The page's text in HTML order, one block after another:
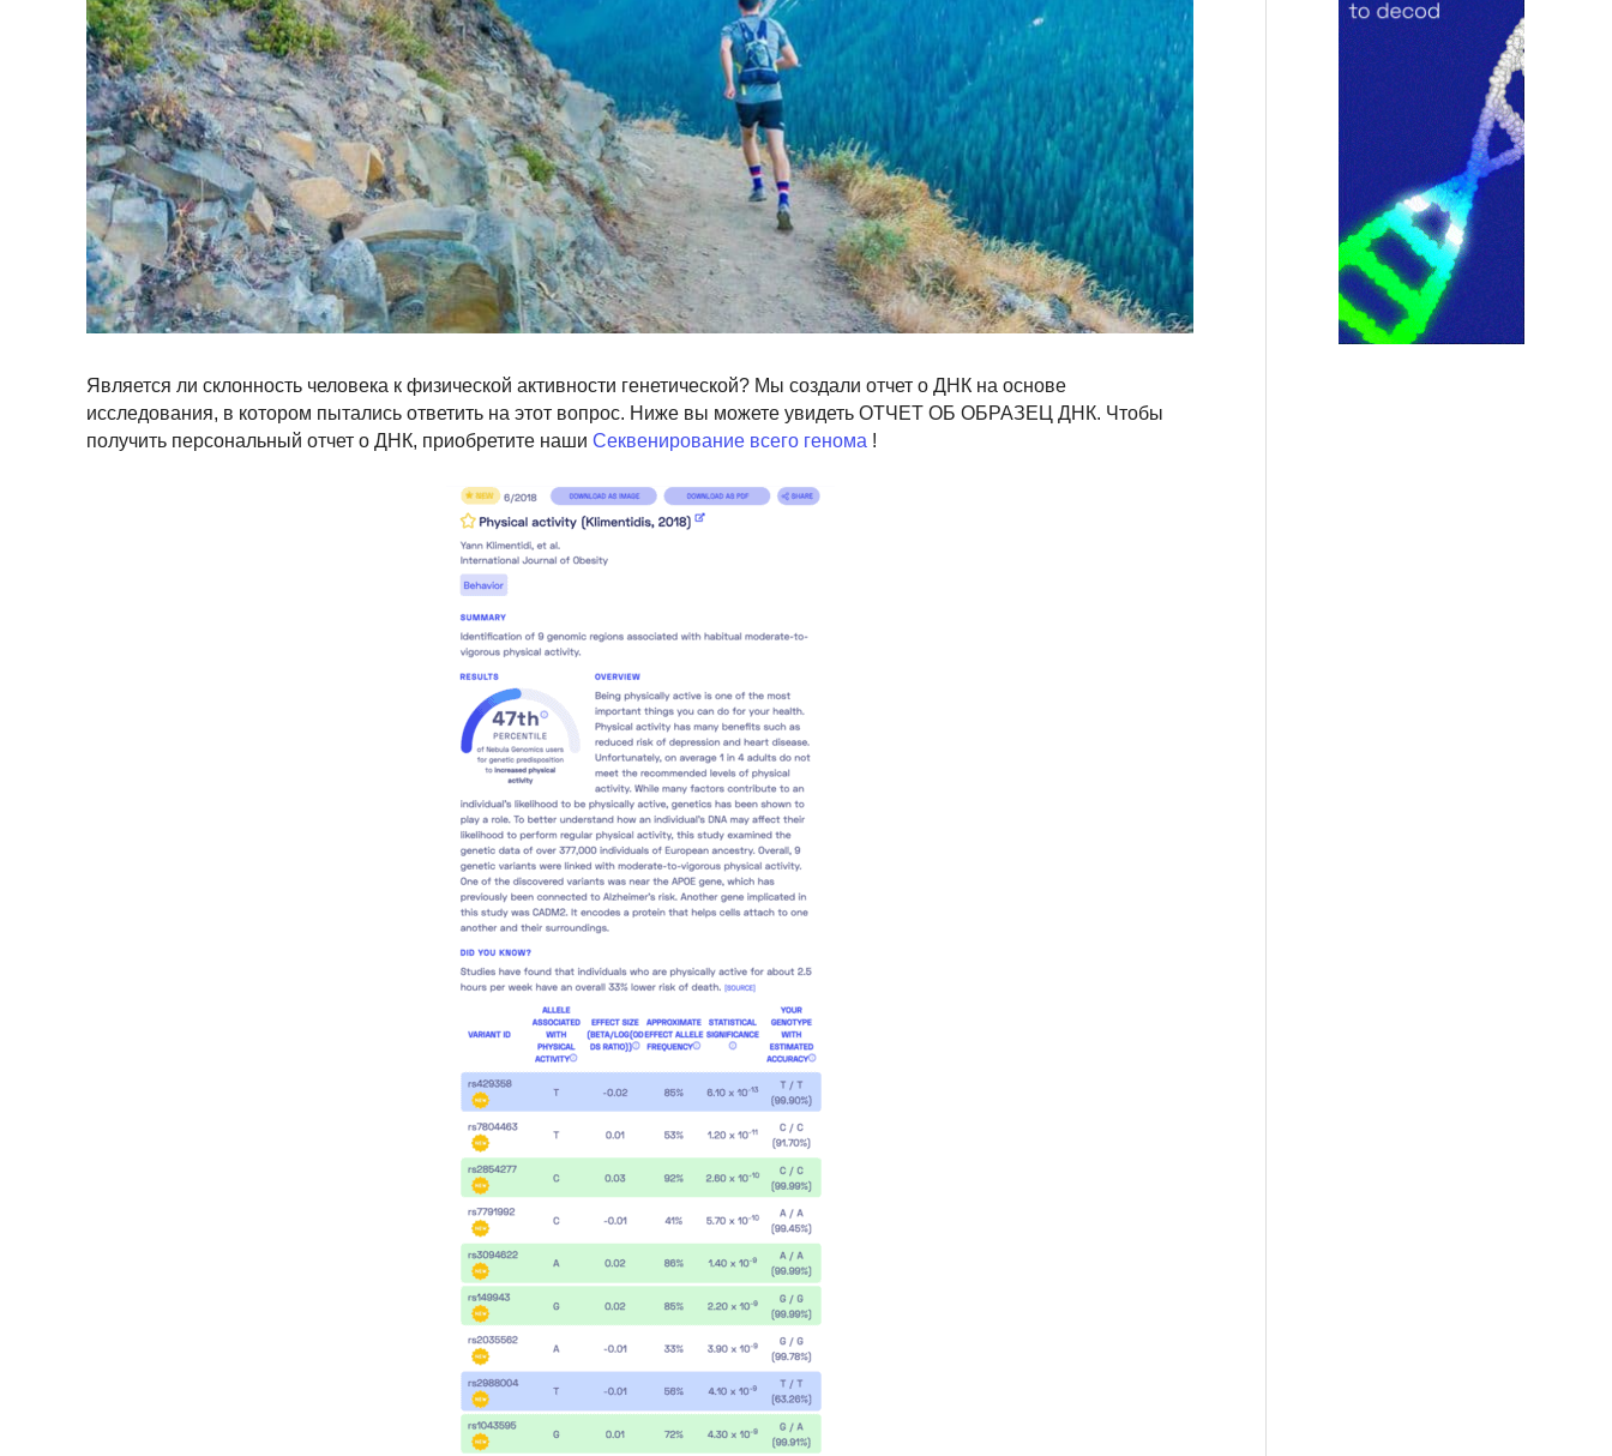
Является ли склонность человека к физической активности генетической? Мы создали отчет о ДНК на основе
исследования, в котором пытались ответить на этот вопрос. Ниже вы можете увидеть ОТЧЕТ ОБ ОБРАЗЕЦ ДНК. Чтобы
получить персональный отчет о ДНК, приобретите наши Секвенирование всего генома !